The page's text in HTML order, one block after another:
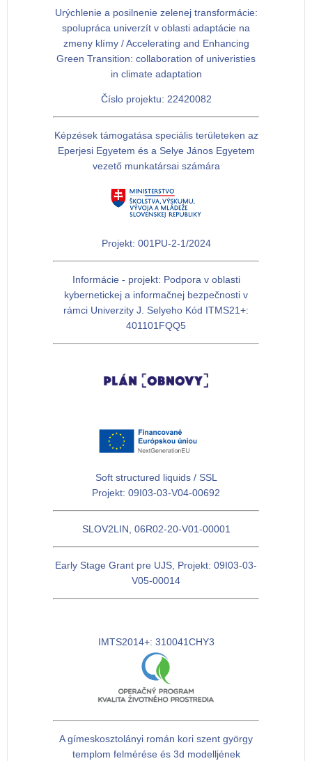
Urýchlenie a posilnenie zelenej transformácie:
spolupráca univerzít v oblasti adaptácie na
zmeny klímy / Accelerating and Enhancing
Green Transition: collaboration of univeristies
in climate adaptation
Číslo projektu: 22420082
Képzések támogatása speciális területeken az
Eperjesi Egyetem és a Selye János Egyetem
vezető munkatársai számára
Projekt: 001PU-2-1/2024
Informácie - projekt: Podpora v oblasti
kybernetickej a informačnej bezpečnosti v
rámci Univerzity J. Selyeho Kód ITMS21+:
401101FQQ5
Soft structured liquids / SSL
Projekt: 09I03-03-V04-00692
SLOV2LIN, 06R02-20-V01-00001
Early Stage Grant pre UJS, Projekt: 09I03-03-
V05-00014
IMTS2014+: 310041CHY3
A gímeskosztolányi román kori szent györgy
templom felmérése és 3d modelljének